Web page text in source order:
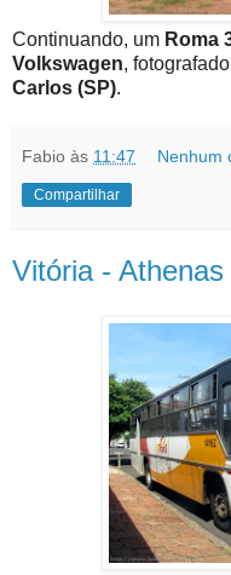
Continuando, um Roma
Volkswagen,
Carlos (SP).
Fabio às 11:47 Nenhum
Compartilhar
Vitória -